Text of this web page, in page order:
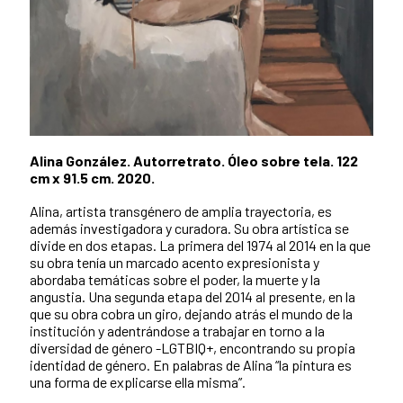
Alina González. Autorretrato. Óleo sobre tela. 122
cm x 91.5 cm. 2020.
Alina, artista transgénero de amplia trayectoria, es
además investigadora y curadora. Su obra artística se
divide en dos etapas. La primera del 1974 al 2014 en la que
su obra tenía un marcado acento expresionista y
abordaba temáticas sobre el poder, la muerte y la
angustia. Una segunda etapa del 2014 al presente, en la
que su obra cobra un giro, dejando atrás el mundo de la
institución y adentrándose a trabajar en torno a la
diversidad de género -LGTBIQ+, encontrando su propia
identidad de género. En palabras de Alina “la pintura es
una forma de explicarse ella misma”.